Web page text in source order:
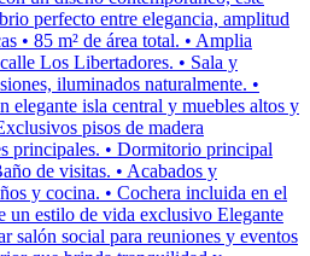
perfecto entre elegancia, amplitud
• 85 m² de área total. • Amplia
Los Libertadores. • Sala y
iluminados naturalmente. •
elegante isla central y muebles altos y
pisos de madera
principales. • Dormitorio principal
de visitas. • Acabados y
y cocina. • Cochera incluida en el
un estilo de vida exclusivo Elegante
salón social para reuniones y eventos